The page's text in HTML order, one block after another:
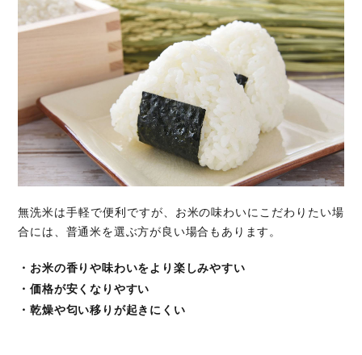
無洗米は手軽で便利ですが、お米の味わいにこだわりたい場
合には、普通米を選ぶ方が良い場合もあります。
・お米の香りや味わいをより楽しみやすい
・価格が安くなりやすい
・乾燥や匂い移りが起きにくい